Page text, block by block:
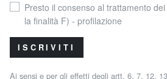
Presto il consenso al trattamento
la finalità F) - profilazione
ISCRIVITI
Ai sensi e per gli effetti degli artt. 6, 7, 12,